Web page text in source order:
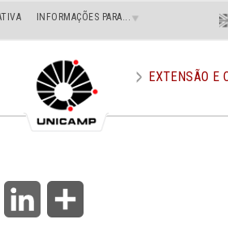
INFORMAÇÕES PARA...
EXTENSÃO E
WhatsApp LinkedIn